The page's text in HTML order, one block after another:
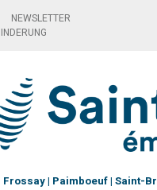
NEWSLETTER
Frossay Paimboeuf Saint-